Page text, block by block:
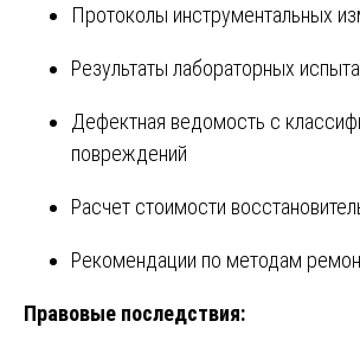
Протоколы инструментальных
Результаты лабораторных
Дефектная ведомость с
повреждений
Расчет стоимости
Рекомендации по методам
Правовые последствия: